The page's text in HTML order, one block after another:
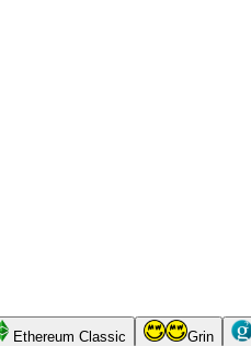
Ethereum Classic Grin